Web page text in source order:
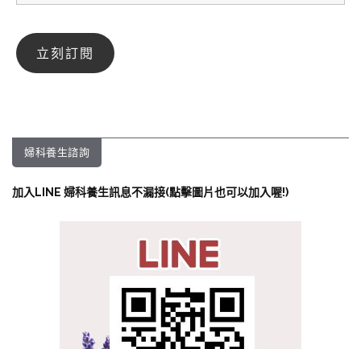
婦科養生諮詢
加入LINE 婦科養生訊息不漏接(點擊圖片也可以加入喔!)